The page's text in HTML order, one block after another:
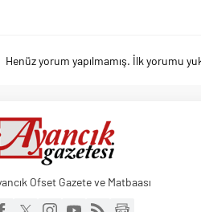
Henüz yorum yapılmamış. İlk yorumu
Ofset Gazete ve Matbaası